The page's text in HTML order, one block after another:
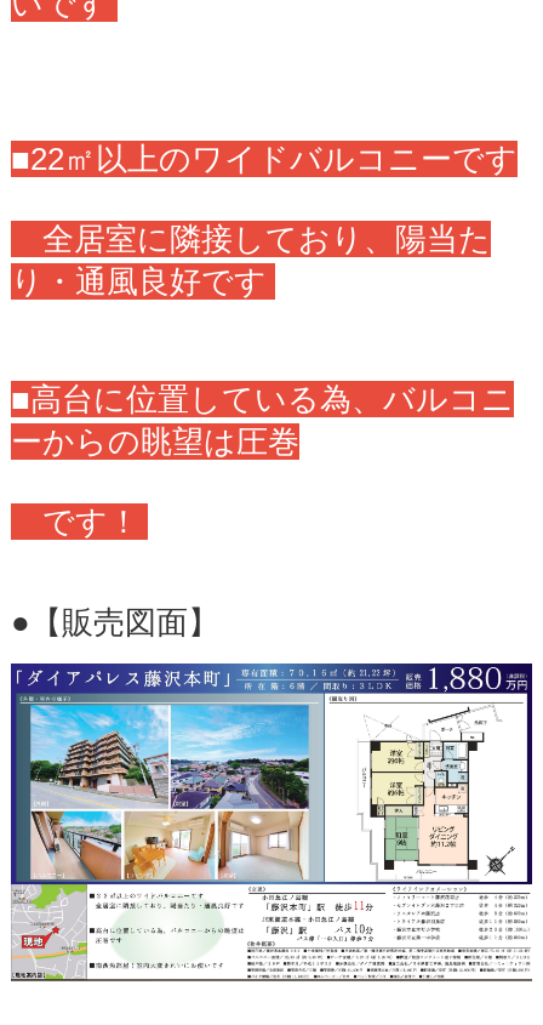
■22㎡以上のワイドバルコニーです
全居室に隣接しており、陽当た
り・通風良好です
■高台に位置している為、バルコニ
ーからの眺望は圧巻
です！
●【販売図面】